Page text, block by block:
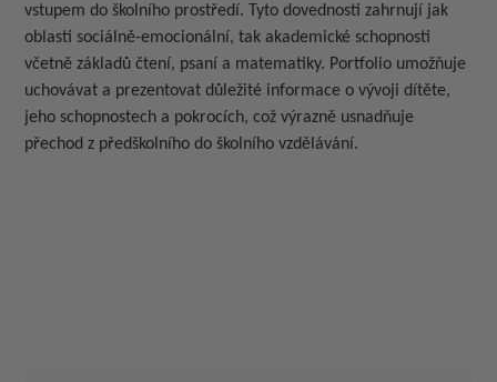
vstupem do školního prostředí. Tyto dovednosti zahrnují jak
oblasti sociálně-emocionální, tak akademické schopnosti
včetně základů čtení, psaní a matematiky. Portfolio umožňuje
uchovávat a prezentovat důležité informace o vývoji dítěte,
jeho schopnostech a pokrocích, což výrazně usnadňuje
přechod z předškolního do školního vzdělávání.